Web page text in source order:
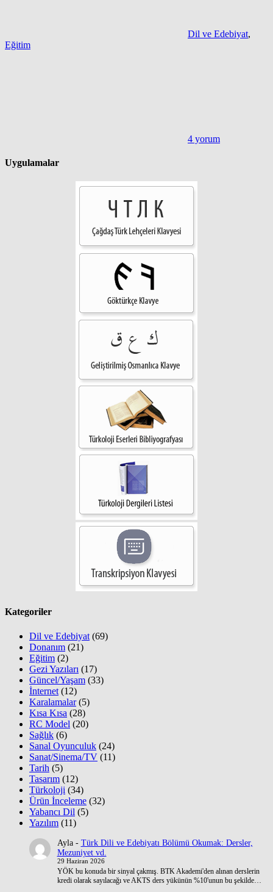
Dil ve Edebiyat,
Eğitim
4 yorum
Uygulamalar
Kategoriler
Dil ve Edebiyat (69)
Donanım (21)
Eğitim (2)
Gezi Yazıları (17)
Güncel/Yaşam (33)
İnternet (12)
Karalamalar(5)
Kısa Kısa (28)
RC Model (20)
Sağlık (6)
Sanal Oyunculuk (24)
Sanat/Sinema/TV (11)
Tarih (5)
Tasarım (12)
Türkoloji (34)
Ürün İnceleme (32)
Yabancı Dil (5)
Yazılım (11)
Ayla- Türk Dili ve Edebiyatı Bölümü Okumak: Dersler,
Mezuniyet vd.
29 Haziran 2026
YÖK bu konuda bir sinyal çakmış. BTK Akademi'den alınan derslerin
kredi olarak sayılacağı ve AKTS ders yükünün %10'unun bu şekilde…